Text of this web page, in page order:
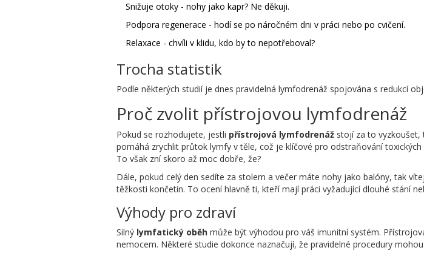
Snižuje otoky - nohy jako kapr? Ne děkuji.
Podpora regenerace - hodí se po náročném dni v práci nebo po cvičení.
Relaxace - chvíli v klidu, kdo by to nepotřeboval?
Trocha statistik
Podle některých studií je dnes pravidelná lymfodrenáž spojována s redukcí
Proč zvolit přístrojovou lymfodrenáž
Pokud se rozhodujete, jestli přístrojová lymfodrenáž stojí za to vyzkoušet,
pomáhá zrychlit průtok lymfy v těle, což je klíčové pro odstraňování
To však zní skoro až moc dobře, že?
Dále, pokud celý den sedíte za stolem a večer máte nohy jako balóny, tak
těžkosti končetin. To ocení hlavně ti, kteří mají práci vyžadující dlouhé stání
Výhody pro zdraví
Silný lymfatický oběh může být výhodou pro váš imunitní systém.
nemocem. Některé studie dokonce naznačují, že pravidelné procedury